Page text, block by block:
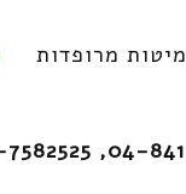
מיטות מרופדות